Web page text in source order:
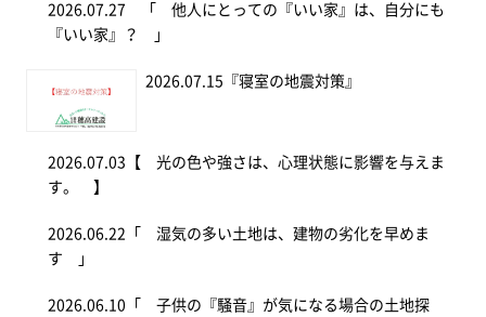
2026.07.27 「 他人にとっての『いい家』は、自分にも
『いい家』？ 」
2026.07.15 『寝室の地震対策』
2026.07.03 【 光の色や強さは、心理状態に影響を与えま
す。 】
2026.06.22 「 湿気の多い土地は、建物の劣化を早めま
す 」
2026.06.10 「 子供の『騒音』が気になる場合の土地探